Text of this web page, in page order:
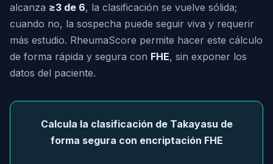
alcanza ≥3 de 6, la clasificación se vuelve sólida;
cuando no, la sospecha puede seguir viva y requerir
más estudio. RheumaScore permite hacer este cálculo
de forma rápida y segura con FHE, sin exponer los
datos del paciente.
Calcula la clasificación de Takayasu de
forma segura con encriptación FHE